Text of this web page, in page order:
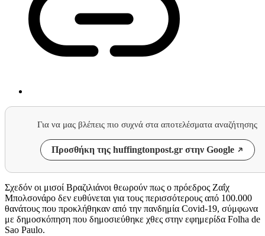
Για να μας βλέπεις πιο συχνά στα αποτελέσματα αναζήτησης
Προσθήκη της huffingtonpost.gr στην Google
Σχεδόν οι μισοί Βραζιλιάνοι θεωρούν πως ο πρόεδρος Ζαΐχ
Μπολσονάρο δεν ευθύνεται για τους περισσότερους από 100.000
θανάτους που προκλήθηκαν από την πανδημία Covid-19, σύμφωνα
με δημοσκόπηση που δημοσιεύθηκε χθες στην εφημερίδα Folha de
Sao Paulo.